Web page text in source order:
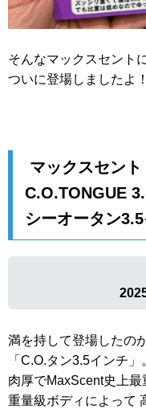
そんなマックスセント
ついに登場しましたよ！
マックスセント
C.O.TONGUE
シーオータン
満を持して登場したの
「C.O.タン3.5インチ」
肉厚でMaxScent史上
重量級ボディによって